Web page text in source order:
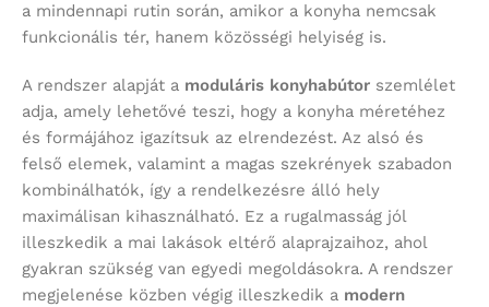
a mindennapi rutin során, amikor a konyha nemcsak
funkcionális tér, hanem közösségi helyiség is.
A rendszer alapját a moduláris konyhabútor szemlélet
adja, amely lehetővé teszi, hogy a konyha méretéhez
és formájához igazítsuk az elrendezést. Az alsó és
felső elemek, valamint a magas szekrények szabadon
kombinálhatók, így a rendelkezésre álló hely
maximálisan kihasználható. Ez a rugalmasság jól
illeszkedik a mai lakások eltérő alaprajzaihoz, ahol
gyakran szükség van egyedi megoldásokra. A rendszer
megjelenése közben végig illeszkedik a modern